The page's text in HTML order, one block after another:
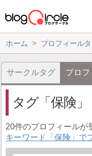
ホーム プロフィール
サークルタグ プロ
タグ 保険
20件のプロフィールが
キーワード「保険」で